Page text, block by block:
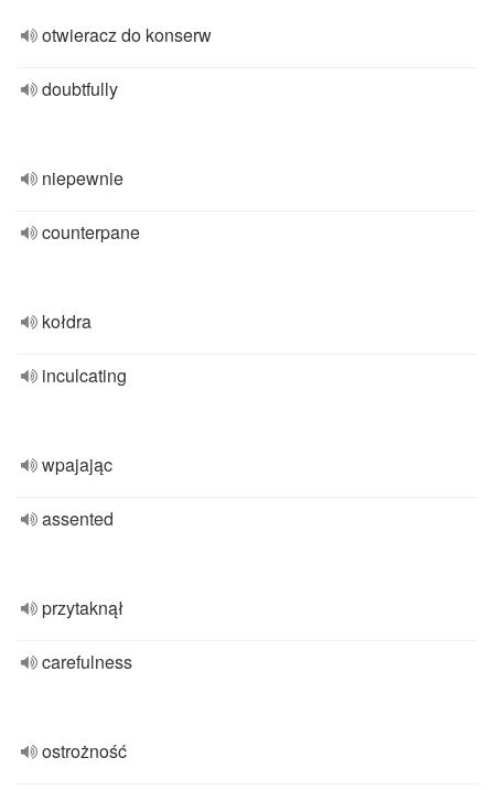
otwieracz do konserw
doubtfully
niepewnie
counterpane
kołdra
inculcating
wpajając
assented
przytaknął
carefulness
ostrożność